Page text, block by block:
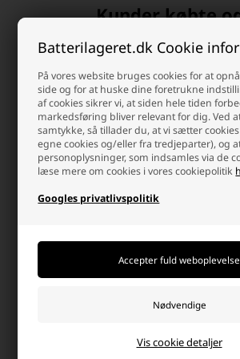
Batterilageret.dk Cookie
På vores website bruges cookies for at
side og for at huske dine foretrukne
af cookies sikrer vi, at siden hele tiden
markedsføring bliver relevant for dig. Ved
samtykke, så tillader du, at vi sætter
egne cookies og/eller fra tredjeparter), og
personoplysninger, som indsamles via de
læse mere om cookies i vores cookiepolitik
Googles privatlivspolitik
Vis cookie detaljer
Kunder købte
teflon spids
59,95 DKK